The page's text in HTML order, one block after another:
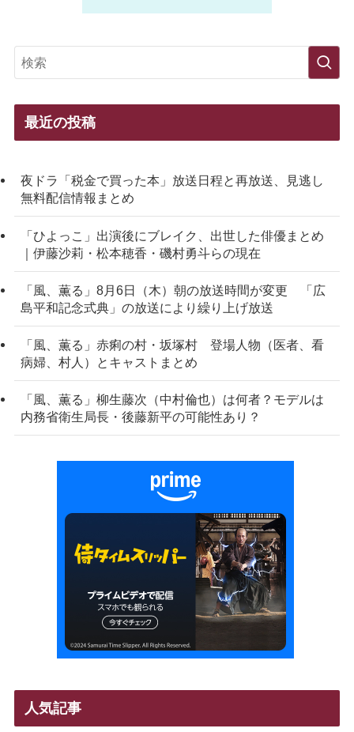
最近の投稿
夜ドラ「税金で買った本」放送日程と再放送、見逃し
無料配信情報まとめ
「ひよっこ」出演後にブレイク、出世した俳優まとめ
｜伊藤沙莉・松本穂香・磯村勇斗らの現在
「風、薫る」8月6日（木）朝の放送時間が変更 「広
島平和記念式典」の放送により繰り上げ放送
「風、薫る」赤痢の村・坂塚村 登場人物（医者、看
病婦、村人）とキャストまとめ
「風、薫る」柳生藤次（中村倫也）は何者？モデルは
内務省衛生局長・後藤新平の可能性あり？
人気記事